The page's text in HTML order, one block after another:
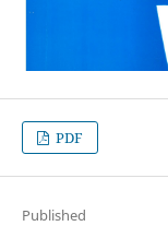
PDF
Published